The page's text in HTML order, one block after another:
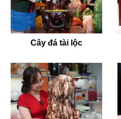
Cây đá tài lộc